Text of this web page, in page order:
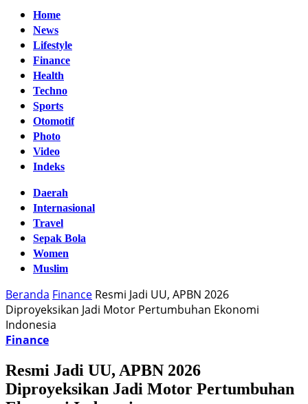
Home
News
Lifestyle
Finance
Health
Techno
Sports
Otomotif
Photo
Video
Indeks
Daerah
Internasional
Travel
Sepak Bola
Women
Muslim
Beranda Finance Resmi Jadi UU, APBN 2026
Diproyeksikan Jadi Motor Pertumbuhan Ekonomi
Indonesia
Finance
Resmi Jadi UU, APBN 2026
Diproyeksikan Jadi Motor Pertumbuhan